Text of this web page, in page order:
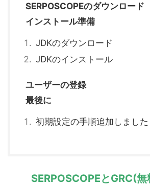
SERPOSCOPEのダウンロード
インストール準備
JDKのダウンロード
JDKのインストール
ユーザーの登録
最後に
初期設定の手順追加しました
SERPOSCOPEとGRC(